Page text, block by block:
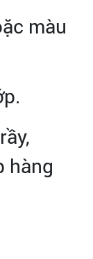
màu
hàng